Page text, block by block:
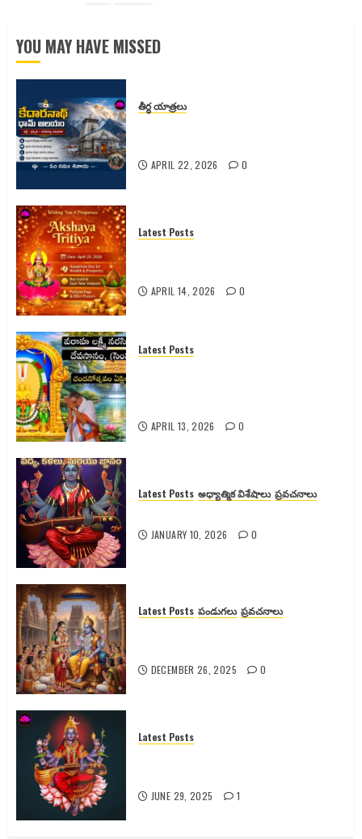
YOU MAY HAVE MISSED
తీర్ధ యాత్రలు
APRIL 22, 2026 0
Latest Posts
APRIL 14, 2026 0
Latest Posts
APRIL 13, 2026 0
Latest Posts అధ్యాత్మిక విశేషాలు ప్రవచనాలు
JANUARY 10, 2026 0
Latest Posts పండుగలు ప్రవచనాలు
DECEMBER 26, 2025 0
Latest Posts
JUNE 29, 2025 1